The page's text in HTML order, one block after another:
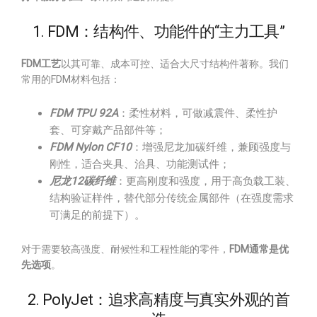
1. FDM：结构件、功能件的“主力工具”
FDM工艺以其可靠、成本可控、适合大尺寸结构件著称。我们
常用的FDM材料包括：
FDM TPU 92A：柔性材料，可做减震件、柔性护
套、可穿戴产品部件等；
FDM Nylon CF10：增强尼龙加碳纤维，兼顾强度与
刚性，适合夹具、治具、功能测试件；
尼龙12碳纤维：更高刚度和强度，用于高负载工装、
结构验证样件，替代部分传统金属部件（在强度需求
可满足的前提下）。
对于需要较高强度、耐候性和工程性能的零件， FDM通常是优
先选项。
2. PolyJet：追求高精度与真实外观的首